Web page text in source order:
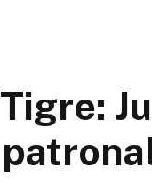
Tigre: